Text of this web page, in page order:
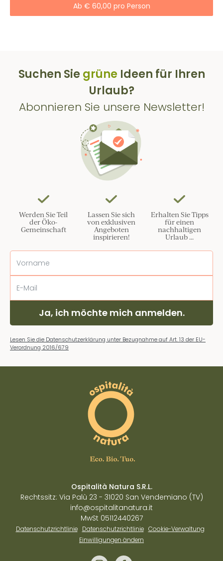
Ab € 60,00 pro Person
Suchen Sie grüneIdeen für Ihren
Urlaub?
Abonnieren Sie unsere Newsletter!
Werden Sie Teil
der Öko-
Gemeinschaft
Lassen Sie sich
von exklusiven
Angeboten
inspirieren!
Erhalten Sie Tipps
für einen
nachhaltigen
Urlaub ...
Ja, ich möchte mich anmelden.
Lesen Sie die Datenschutzerklärung unter Bezugnahme auf Art. 13 der EU-
Verordnung 2016/679
Ospitalità Natura S.R.L.
Rechtssitz: Via Palù 23 - 31020 San Vendemiano (TV)
info@ospitalitanatura.it
MwSt 05112440267
Datenschutzrichtlinie Datenschutzrichtlinie Cookie-Verwaltung
Einwilligungen ändern